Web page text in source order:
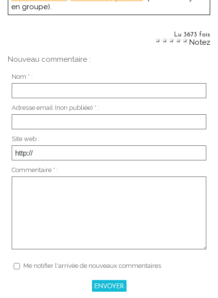
en groupe).
Lu 3673 fois
Notez
Nouveau commentaire :
Nom * :
Adresse email (non publiée) * :
Site web :
Commentaire * :
Me notifier l'arrivée de nouveaux commentaires